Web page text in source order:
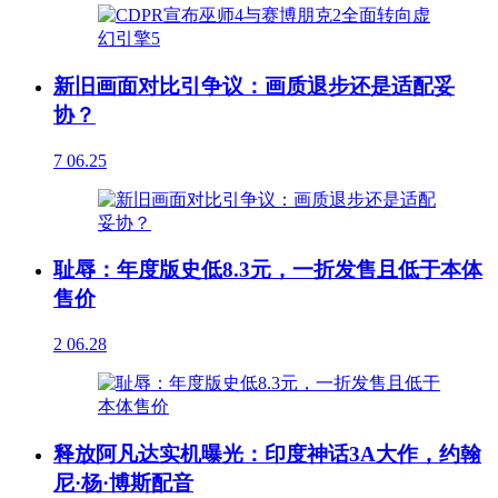
新旧画面对比引争议：画质退步还是适配妥
协？
7 06.25
耻辱：年度版史低8.3元，一折发售且低于本体
售价
2 06.28
释放阿凡达实机曝光：印度神话3A大作，约翰
尼·杨·博斯配音